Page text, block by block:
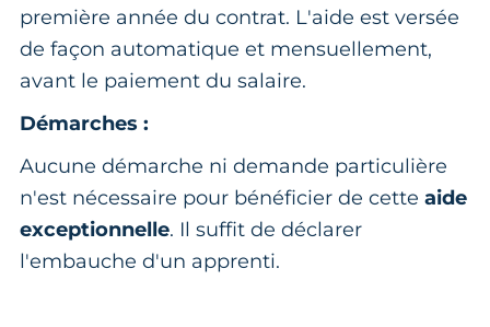
première année du contrat. L'aide est versée
de façon automatique et mensuellement,
avant le paiement du salaire.
Démarches :
Aucune démarche ni demande particulière
n'est nécessaire pour bénéficier de cette aide
exceptionnelle. Il suffit de déclarer
l'embauche d'un apprenti.